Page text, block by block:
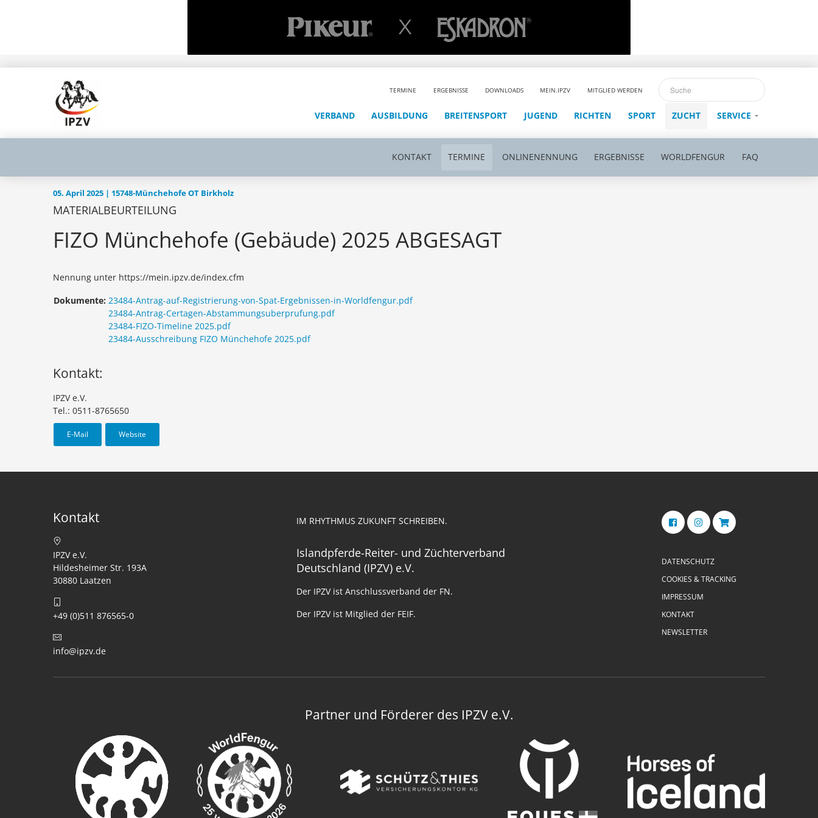
TERMINE ERGEBNISSE DOWNLOADS MEIN.IPZV MITGLIED WERDEN
VERBAND AUSBILDUNG BREITENSPORT JUGEND RICHTEN SPORT ZUCHT SERVICE
KONTAKT TERMINE ONLINENENNUNG ERGEBNISSE WORLDFENGUR FAQ
05. April 2025 | 15748-Münchehofe OT Birkholz
MATERIALBEURTEILUNG
FIZO Münchehofe (Gebäude) 2025 ABGESAGT
Nennung unter https://mein.ipzv.de/index.cfm
Dokumente: 23484-Antrag-auf-Registrierung-von-Spat-Ergebnissen-in-Worldfengur.pdf
23484-Antrag-Certagen-Abstammungsuberprufung.pdf
23484-FIZO-Timeline 2025.pdf
23484-Ausschreibung FIZO Münchehofe 2025.pdf
Kontakt:
IPZV e.V.
Tel.: 0511-8765650
E-Mail Website
Kontakt
IPZV e.V.
Hildesheimer Str. 193A
30880 Laatzen
+49 (0)511 876565-0
info@ipzv.de
IM RHYTHMUS ZUKUNFT SCHREIBEN.
Islandpferde-Reiter- und Züchterverband
Deutschland (IPZV) e.V.
Der IPZV ist Anschlussverband der FN.
Der IPZV ist Mitglied der FEIF.
DATENSCHUTZ
COOKIES & TRACKING
IMPRESSUM
KONTAKT
NEWSLETTER
Partner und Förderer des IPZV e.V.